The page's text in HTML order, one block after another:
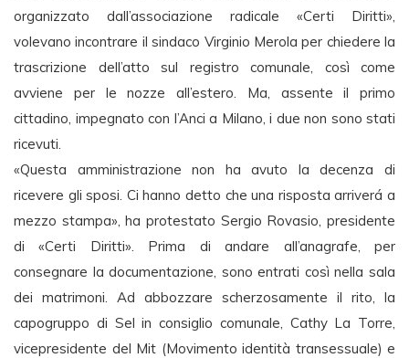
organizzato dall’associazione radicale «Certi Diritti»,
volevano incontrare il sindaco Virginio Merola per chiedere la
trascrizione dell’atto sul registro comunale, così come
avviene per le nozze all’estero. Ma, assente il primo
cittadino, impegnato con l’Anci a Milano, i due non sono stati
ricevuti.
«Questa amministrazione non ha avuto la decenza di
ricevere gli sposi. Ci hanno detto che una risposta arriverá a
mezzo stampa», ha protestato Sergio Rovasio, presidente
di «Certi Diritti». Prima di andare all’anagrafe, per
consegnare la documentazione, sono entrati così nella sala
dei matrimoni. Ad abbozzare scherzosamente il rito, la
capogruppo di Sel in consiglio comunale, Cathy La Torre,
vicepresidente del Mit (Movimento identità transessuale) e